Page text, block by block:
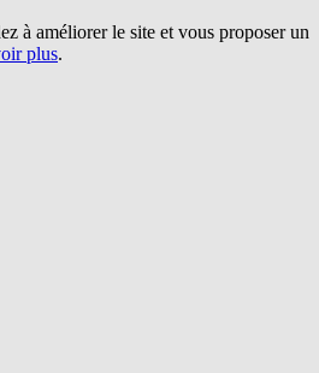
à améliorer le site et vous proposer un
plus.